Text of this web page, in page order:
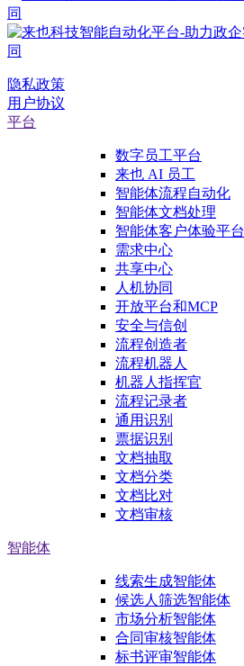
隐私政策
用户协议
平台
数字员工平台
来也 AI 员工
智能体流程自动化
智能体文档处理
智能体客户体验平台
需求中心
共享中心
人机协同
开放平台和MCP
安全与信创
流程创造者
流程机器人
机器人指挥官
流程记录者
通用识别
票据识别
文档抽取
文档分类
文档比对
文档审核
智能体
线索生成智能体
候选人筛选智能体
市场分析智能体
合同审核智能体
标书评审智能体